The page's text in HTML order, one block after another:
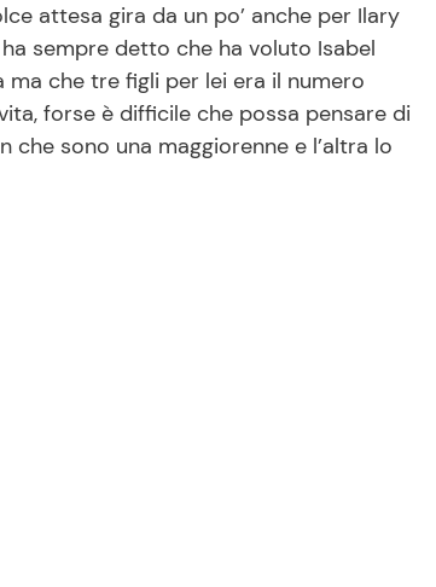
attesa gira da un po’ anche per Ilary
sempre detto che ha voluto Isabel
che tre figli per lei era il numero
forse è difficile che possa pensare di
sono una maggiorenne e l’altra lo